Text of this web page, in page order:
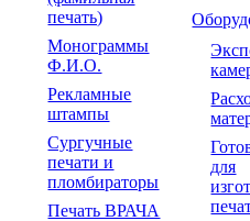
печать)
Монограммы
Ф.И.О.
Рекламные
штампы
Сургучные
печати и
пломбираторы
Печать ВРАЧА
для